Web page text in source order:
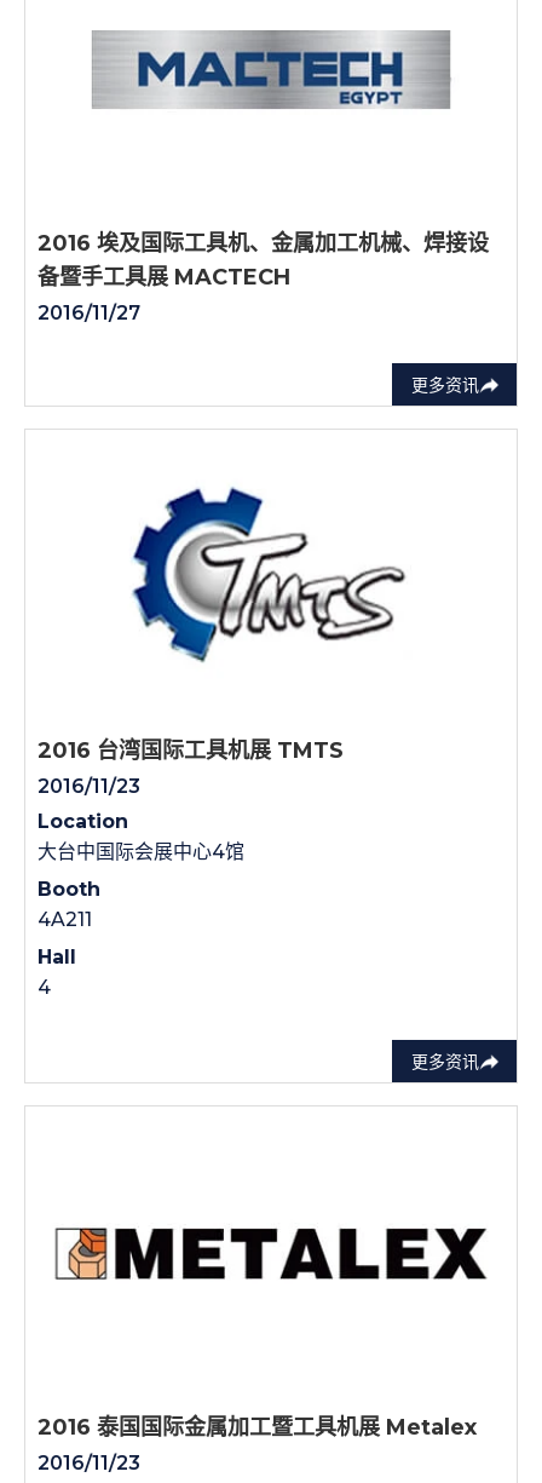
更多资讯
2016 埃及国际工具机、金属加工机械、焊接设
备暨手工具展 MACTECH
2016/11/27
更多资讯
2016 台湾国际工具机展 TMTS
2016/11/23
Location
大台中国际会展中心4馆
Booth
4A211
Hall
4
2016 泰国国际金属加工暨工具机展 Metalex
2016/11/23